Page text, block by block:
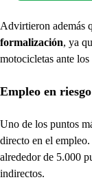
Advirtieron además
formalización, ya
motocicletas ante los
Empleo en
Uno de los puntos
directo en el
alrededor de 5.000
indirectos.